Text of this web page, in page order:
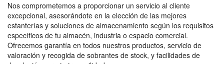
Nos comprometemos a proporcionar un servicio al cliente
excepcional, asesorándote en la elección de las mejores
estanterías y soluciones de almacenamiento según los requisitos
específicos de tu almacén, industria o espacio comercial.
Ofrecemos garantía en todos nuestros productos, servicio de
valoración y recogida de sobrantes de stock, y facilidades de